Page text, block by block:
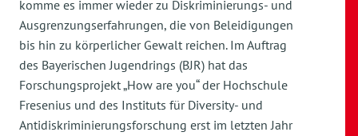
komme es immer wieder zu Diskriminierungs- und
Ausgrenzungserfahrungen, die von Beleidigungen
bis hin zu körperlicher Gewalt reichen. Im Auftrag
des Bayerischen Jugendrings (BJR) hat das
Forschungsprojekt „How are you“ der Hochschule
Fresenius und des Instituts für Diversity- und
Antidiskriminierungsforschung erst im letzten Jahr